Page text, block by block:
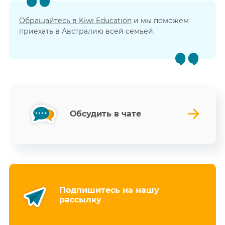
Обращайтесь в Kiwi Educationи мы поможем
приехать в Австралию всей семьей.
Обсудить в чате
Подпишитесь на нашу
рассылку